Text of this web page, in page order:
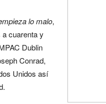
lo malo,
cuarenta y
Dublin
Conrad,
Unidos así